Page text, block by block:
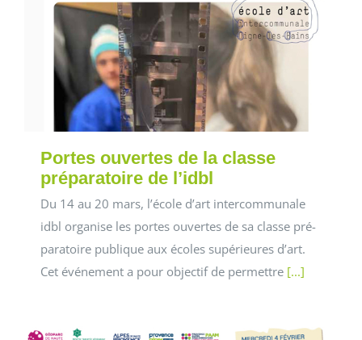
Portes ouvertes de la classe
préparatoire de l’idbl
Du 14 au 20 mars, l’école d’art intercommunale
idbl organise les portes ouvertes de sa classe pré-
paratoire publique aux écoles supérieures d’art.
Cet événement a pour objectif de permettre [...]